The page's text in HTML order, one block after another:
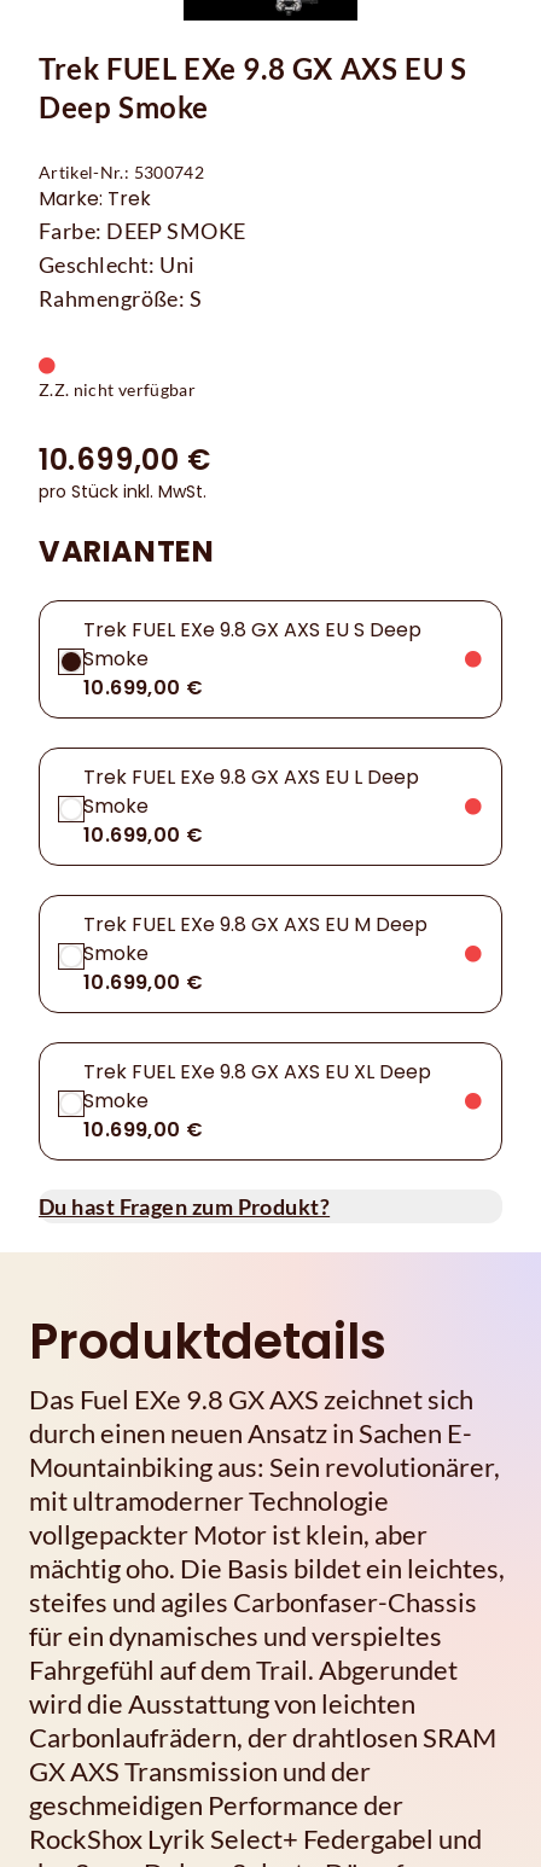
Trek FUEL EXe 9.8 GX AXS EU S
Deep Smoke
Artikel-Nr.: 5300742
Marke: Trek
Farbe: DEEP SMOKE
Geschlecht: Uni
Rahmengröße: S
Z.Z. nicht verfügbar
10.699,00 €
pro Stück inkl. MwSt.
VARIANTEN
Trek FUEL EXe 9.8 GX AXS EU S Deep
Smoke
10.699,00 €
Trek FUEL EXe 9.8 GX AXS EU L Deep
Smoke
10.699,00 €
Trek FUEL EXe 9.8 GX AXS EU M Deep
Smoke
10.699,00 €
Trek FUEL EXe 9.8 GX AXS EU XL Deep
Smoke
10.699,00 €
Du hast Fragen zum Produkt?
Produktdetails
Das Fuel EXe 9.8 GX AXS zeichnet sich
durch einen neuen Ansatz in Sachen E-
Mountainbiking aus: Sein revolutionärer,
mit ultramoderner Technologie
vollgepackter Motor ist klein, aber
mächtig oho. Die Basis bildet ein leichtes,
steifes und agiles Carbonfaser-Chassis
für ein dynamisches und verspieltes
Fahrgefühl auf dem Trail. Abgerundet
wird die Ausstattung von leichten
Carbonlaufrädern, der drahtlosen SRAM
GX AXS Transmission und der
geschmeidigen Performance der
RockShox Lyrik Select+ Federgabel und